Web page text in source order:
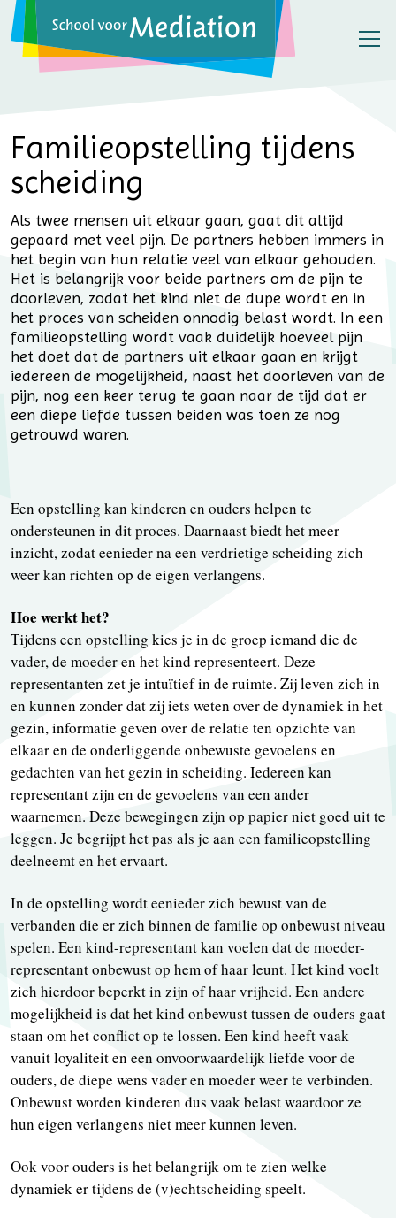
Familieopstelling tijdens
scheiding
Als twee mensen uit elkaar gaan, gaat dit altijd
gepaard met veel pijn. De partners hebben immers in
het begin van hun relatie veel van elkaar gehouden.
Het is belangrijk voor beide partners om de pijn te
doorleven, zodat het kind niet de dupe wordt en in
het proces van scheiden onnodig belast wordt. In een
familieopstelling wordt vaak duidelijk hoeveel pijn
het doet dat de partners uit elkaar gaan en krijgt
iedereen de mogelijkheid, naast het doorleven van de
pijn, nog een keer terug te gaan naar de tijd dat er
een diepe liefde tussen beiden was toen ze nog
getrouwd waren.
Een opstelling kan kinderen en ouders helpen te
ondersteunen in dit proces. Daarnaast biedt het meer
inzicht, zodat eenieder na een verdrietige scheiding zich
weer kan richten op de eigen verlangens.
Hoe werkt het?
Tijdens een opstelling kies je in de groep iemand die de
vader, de moeder en het kind representeert. Deze
representanten zet je intuïtief in de ruimte. Zij leven zich in
en kunnen zonder dat zij iets weten over de dynamiek in het
gezin, informatie geven over de relatie ten opzichte van
elkaar en de onderliggende onbewuste gevoelens en
gedachten van het gezin in scheiding. Iedereen kan
representant zijn en de gevoelens van een ander
waarnemen. Deze bewegingen zijn op papier niet goed uit te
leggen. Je begrijpt het pas als je aan een familieopstelling
deelneemt en het ervaart.
In de opstelling wordt eenieder zich bewust van de
verbanden die er zich binnen de familie op onbewust niveau
spelen. Een kind-representant kan voelen dat de moeder-
representant onbewust op hem of haar leunt. Het kind voelt
zich hierdoor beperkt in zijn of haar vrijheid. Een andere
mogelijkheid is dat het kind onbewust tussen de ouders gaat
staan om het conflict op te lossen. Een kind heeft vaak
vanuit loyaliteit en een onvoorwaardelijk liefde voor de
ouders, de diepe wens vader en moeder weer te verbinden.
Onbewust worden kinderen dus vaak belast waardoor ze
hun eigen verlangens niet meer kunnen leven.
Ook voor ouders is het belangrijk om te zien welke
dynamiek er tijdens de (v)echtscheiding speelt.